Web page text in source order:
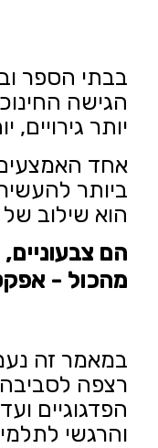
בבתי הספר
הגישה
יותר גירויים,
אחד האמצעים
ביותר
הוא שילוב של
הם צבעוניים,
מהכול -
במאמר זה
רצפה
הפדגוגיים
והרגשי